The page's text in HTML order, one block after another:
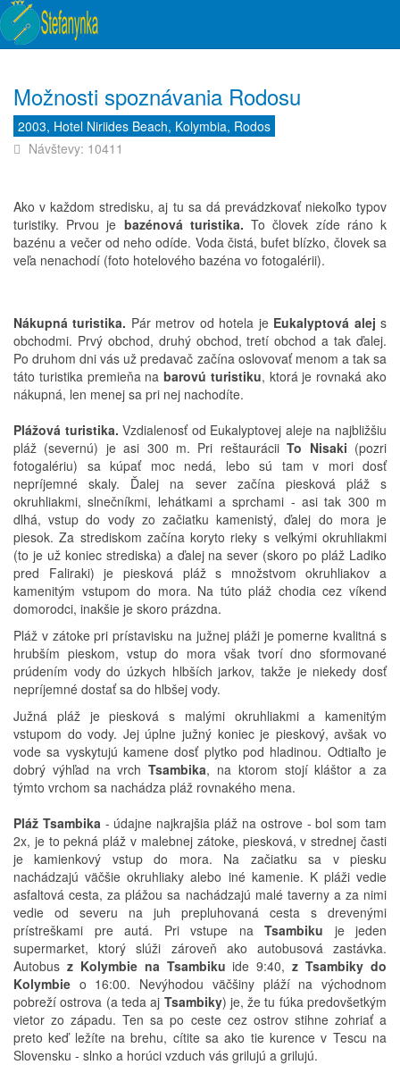
Možnosti spoznávania Rodosu
2003, Hotel Niriides Beach, Kolymbia, Rodos
Návštevy: 10411
Ako v každom stredisku, aj tu sa dá prevádzkovať niekoľko typov
turistiky. Prvou je bazénová turistika. To človek zíde ráno k
bazénu a večer od neho odíde. Voda čistá, bufet blízko, človek sa
veľa nenachodí (foto hotelového bazéna vo fotogalérii).
Nákupná turistika. Pár metrov od hotela je Eukalyptová alej s
obchodmi. Prvý obchod, druhý obchod, tretí obchod a tak ďalej.
Po druhom dni vás už predavač začína oslovovať menom a tak sa
táto turistika premieňa nabarovú turistiku, ktorá je rovnaká ako
nákupná, len menej sa pri nej nachodíte.
Plážová turistika. Vzdialenosť od Eukalyptovej aleje na najbližšiu
pláž (severnú) je asi 300 m. Pri reštauráciiTo Nisaki (pozri
fotogalériu) sa kúpať moc nedá, lebo sú tam v mori dosť
nepríjemné skaly. Ďalej na sever začína piesková pláž s
okruhliakmi, slnečníkmi, lehátkami a sprchami - asi tak 300 m
dlhá, vstup do vody zo začiatku kamenistý, ďalej do mora je
piesok. Za strediskom začína koryto rieky s veľkými okruhliakmi
(to je už koniec strediska) a ďalej na sever (skoro po pláž Ladiko
pred Faliraki) je piesková pláž s množstvom okruhliakov a
kamenitým vstupom do mora. Na túto pláž chodia cez víkend
domorodci, inakšie je skoro prázdna.
Pláž v zátoke pri prístavisku na južnej pláži je pomerne kvalitná s
hrubším pieskom, vstup do mora však tvorí dno sformované
prúdením vody do úzkych hlbších jarkov, takže je niekedy dosť
nepríjemné dostať sa do hlbšej vody.
Južná pláž je piesková s malými okruhliakmi a kamenitým
vstupom do vody. Jej úplne južný koniec je pieskový, avšak vo
vode sa vyskytujú kamene dosť plytko pod hladinou. Odtiaľto je
dobrý výhľad na vrchTsambika, na ktorom stojí kláštor a za
týmto vrchom sa nachádza pláž rovnakého mena.
Pláž Tsambika- údajne najkrajšia pláž na ostrove - bol som tam
2x, je to pekná pláž v malebnej zátoke, piesková, v strednej časti
je kamienkový vstup do mora. Na začiatku sa v piesku
nachádzajú väčšie okruhliaky alebo iné kamenie. K pláži vedie
asfaltová cesta, za plážou sa nachádzajú malé taverny a za nimi
vedie od severu na juh prepluhovaná cesta s drevenými
prístreškami pre autá. Pri vstupe na Tsambiku je jeden
supermarket, ktorý slúži zároveň ako autobusová zastávka.
Autobus z Kolymbie na Tsambiku ide 9:40,z Tsambiky do
Kolymbie o 16:00. Nevýhodou väčšiny pláží na východnom
pobreží ostrova (a teda aj Tsambiky) je, že tu fúka predovšetkým
vietor zo západu. Ten sa po ceste cez ostrov stihne zohriať a
preto keď ležíte na brehu, cítite sa ako tie kurence v Tescu na
Slovensku - slnko a horúci vzduch vás grilujú a grilujú.